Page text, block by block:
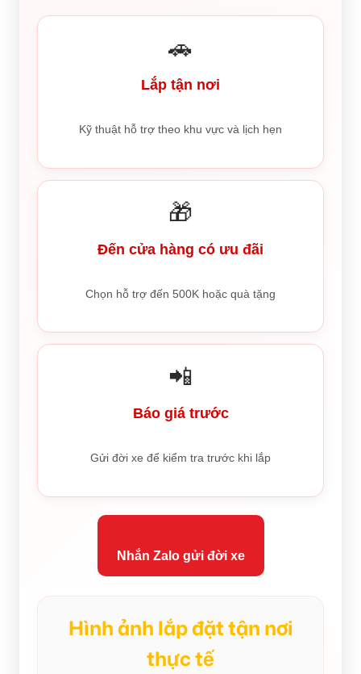
🚗
Lắp tận nơi
Kỹ thuật hỗ trợ theo khu vực và lịch hẹn
🎁
Đến cửa hàng có ưu đãi
Chọn hỗ trợ đến 500K hoặc quà tặng
📲
Báo giá trước
Gửi đời xe để kiểm tra trước khi lắp
Nhắn Zalo gửi đời xe
Hình ảnh lắp đặt tận nơi
thực tế